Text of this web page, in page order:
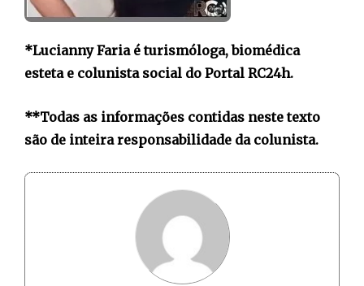
*Lucianny Faria é turismóloga, biomédica
esteta e colunista social do Portal RC24h.
**Todas as informações contidas neste texto
são de inteira responsabilidade da colunista.